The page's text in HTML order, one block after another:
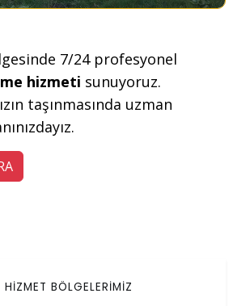
7/24 profesyonel
hizmeti sunuyoruz.
taşınmasında uzman
HİZMET BÖLGELERİMİZ